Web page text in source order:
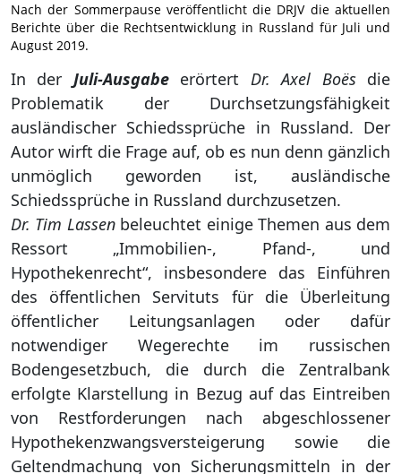
Nach der Sommerpause veröffentlicht die DRJV die aktuellen
Berichte über die Rechtsentwicklung in Russland für Juli und
August 2019.
In der Juli-Ausgabeerörtert Dr. Axel Boësdie
Problematik der Durchsetzungsfähigkeit
ausländischer Schiedssprüche in Russland. Der
Autor wirft die Frage auf, ob es nun denn gänzlich
unmöglich geworden ist, ausländische
Schiedssprüche in Russland durchzusetzen.
Dr. Tim Lassenbeleuchtet einige Themen aus dem
Ressort „Immobilien-, Pfand-, und
Hypothekenrecht“, insbesondere das Einführen
des öffentlichen Servituts für die Überleitung
öffentlicher Leitungsanlagen oder dafür
notwendiger Wegerechte im russischen
Bodengesetzbuch, die durch die Zentralbank
erfolgte Klarstellung in Bezug auf das Eintreiben
von Restforderungen nach abgeschlossener
Hypothekenzwangsversteigerung sowie die
Geltendmachung von Sicherungsmitteln in der